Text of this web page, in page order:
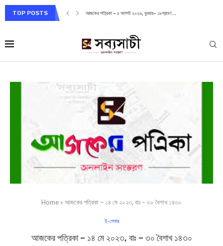
TOP POSTS আজকের পত্রিকা – ৫ আগস্ট ২০২৬, বুধবার– ১৯শ্রাবণ...
Home » আজকের পত্রিকা – ১৪ মে ২০২৩, বাঃ – ৩০ বৈশাখ ১৪৩০
ই-পেপার
আজকের পত্রিকা – ১৪ মে ২০২৩, বাঃ – ৩০ বৈশাখ ১৪৩০